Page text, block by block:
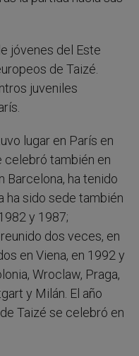
jóvenes del Este
de Taizé.
juveniles
lugar en París en
celebró también en
Barcelona, ha tenido
ha sido sede también
y 1987;
dos veces, en
en Viena, en 1992 y
Wroclaw, Praga,
y Milán. El año
Taizé se celebró en